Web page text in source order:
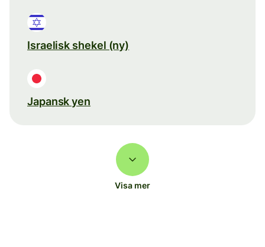
Israelisk shekel (ny)
Japansk yen
Visa mer